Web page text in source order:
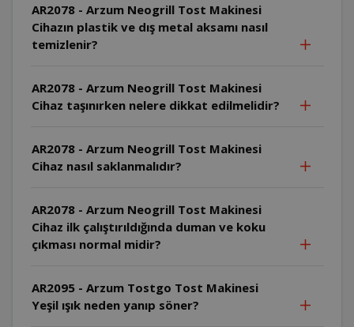
AR2078 - Arzum Neogrill Tost Makinesi
Cihazın plastik ve dış metal aksamı nasıl
temizlenir?
AR2078 - Arzum Neogrill Tost Makinesi
Cihaz taşınırken nelere dikkat edilmelidir?
AR2078 - Arzum Neogrill Tost Makinesi
Cihaz nasıl saklanmalıdır?
AR2078 - Arzum Neogrill Tost Makinesi
Cihaz ilk çalıştırıldığında duman ve koku
çıkması normal midir?
AR2095 - Arzum Tostgo Tost Makinesi
Yeşil ışık neden yanıp söner?